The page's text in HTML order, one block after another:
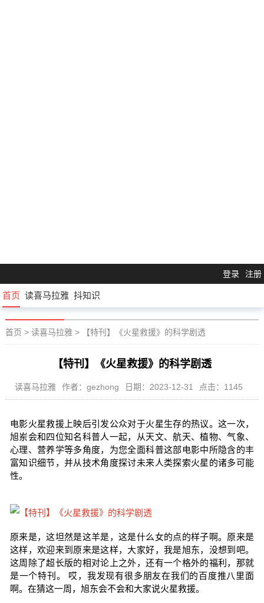
登录 注册
首页 读喜马拉雅 抖知识
首页 > 读喜马拉雅> 【特刊】《火星救援》的科学剧透
【特刊】《火星救援》的科学剧透
读喜马拉雅 作者：gezhong 日期：2023-12-31 点击：1145
电影火星救援上映后引发公众对于火星生存的热议。这一次，
旭岽会和四位知名科普人一起，从天文、航天、植物、气象、
心理、营养学等多角度，为您全面科普这部电影中所隐含的丰
富知识细节，并从技术角度探讨未来人类探索火星的诸多可能
性。
原来是，这坦然是这羊是，这是什么女的点的样子啊。原来是
这样，欢迎来到原来是这样，大家好，我是旭东，没想到吧。
这周除了超长版的相对论上之外，还有一个格外的福利，那就
是一个特刊。 哎，我发现有很多朋友在我们的百度推八里面
啊。在猜这一周，旭东会不会和大家说火星救援。